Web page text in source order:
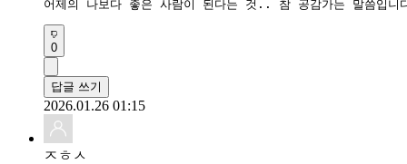
어제의 나보다 좋은 사람이 된다는 것.. 참 공감가는 말씀입
0
답글 쓰기
2026.01.26 01:15
ㅈㅎㅅ